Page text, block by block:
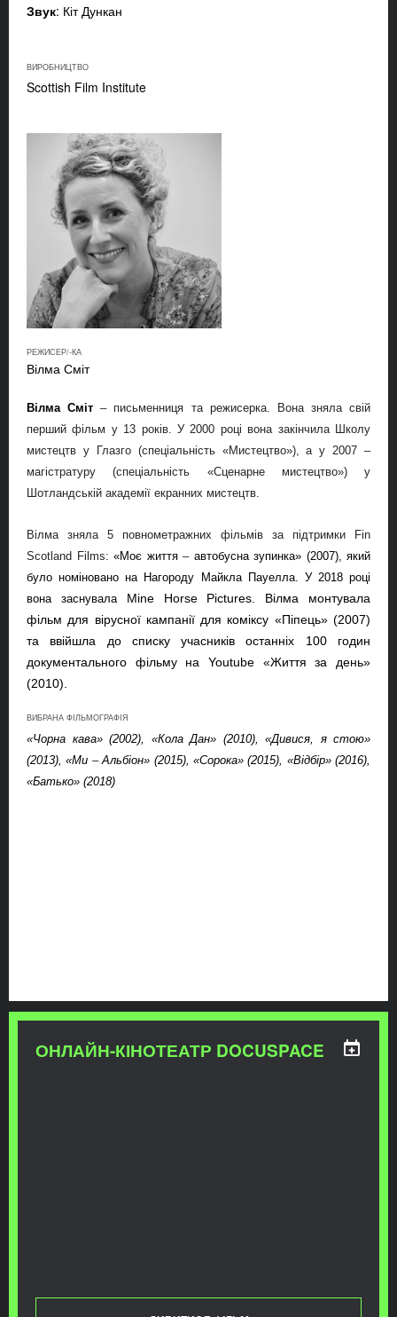
Звук: Кіт Дункан
ВИРОБНИЦТВО
Scottish Film Institute
РЕЖИСЕР/-КА
Вілма Сміт
Вілма Сміт – письменниця та режисерка. Вона зняла свій
перший фільм у 13 років. У 2000 році вона закінчила Школу
мистецтв у Глазго (спеціальність «Мистецтво»), а у 2007 –
магістратуру (спеціальність «Сценарне мистецтво») у
Шотландській академії екранних мистецтв.
Вілма зняла 5 повнометражних фільмів за підтримки
Fin
Scotland Films: «Моє життя –автобусна зупинка» (2007), який
було номіновано на Нагороду Майкла Пауелла. У 2018 році
вона заснувала Mine Horse Pictures
Вілма монтувала
фільм для вірусної кампанії для коміксу «Піпець» (2007)
та ввійшла до списку учасників останніх 100 годин
документального фільму на Youtube «Життя за день»
(2010).
ВИБРАНА ФІЛЬМОГРАФІЯ
«Чорна кава» (2002), «Кола Дан» (2010), «Дивися, я стою»
(2013), «Ми –Альбіон» (2015), «Сорока» (2015), «Відбір» (2016),
«Батько» (2018)
ОНЛАЙН-КІНОТЕАТР DOCUSPACE